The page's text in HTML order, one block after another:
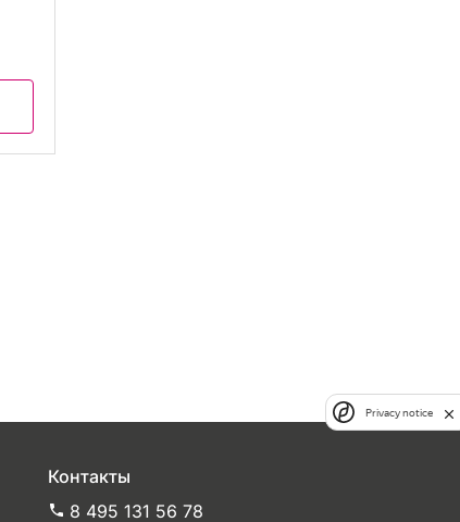
Контакты
8 495 131 56 78
Privacy notice